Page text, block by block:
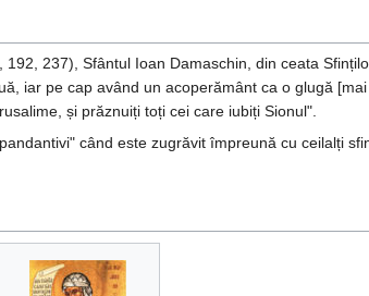
237), Sfântul Ioan Damaschin, din ceata
iar pe cap având un acoperământ ca o glugă
și prăznuiți toți cei care iubiți Sionul".
când este zugrăvit împreună cu ceilalți